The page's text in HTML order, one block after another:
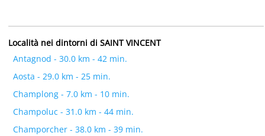
Località nei dintorni di SAINT VINCENT
Antagnod - 30.0 km - 42 min.
Aosta - 29.0 km - 25 min.
Champlong - 7.0 km - 10 min.
Champoluc - 31.0 km - 44 min.
Champorcher - 38.0 km - 39 min.